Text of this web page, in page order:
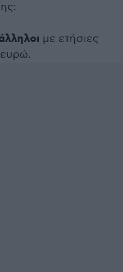
με ετήσιες